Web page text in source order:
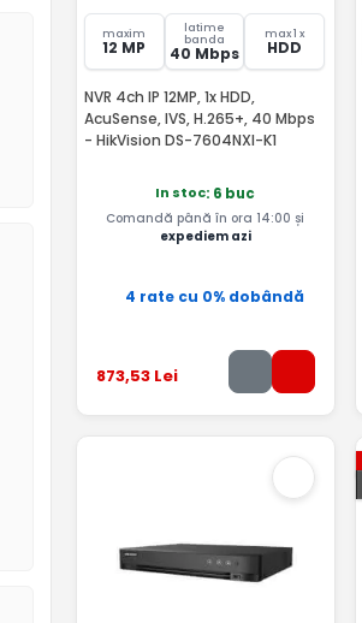
maxim
12 MP
latime
banda
40 Mbps
max 1 x
HDD
NVR 4ch IP 12MP, 1x HDD,
AcuSense, IVS, H.265+, 40 Mbps
- HikVision DS-7604NXI-K1
In stoc: 6 buc
Comandă până în ora 14:00 și
expediem azi
4 rate cu 0% dobândă
873,53 Lei